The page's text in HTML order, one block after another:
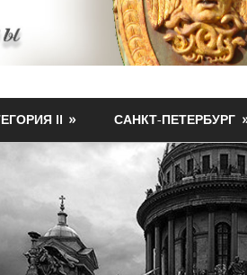
II САНКТ-ПЕТЕРБУРГ